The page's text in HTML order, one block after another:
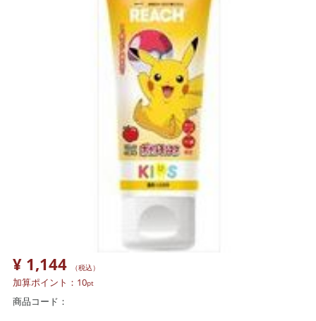
¥ 1,144 （税込）
加算ポイント： 10pt
商品コード：